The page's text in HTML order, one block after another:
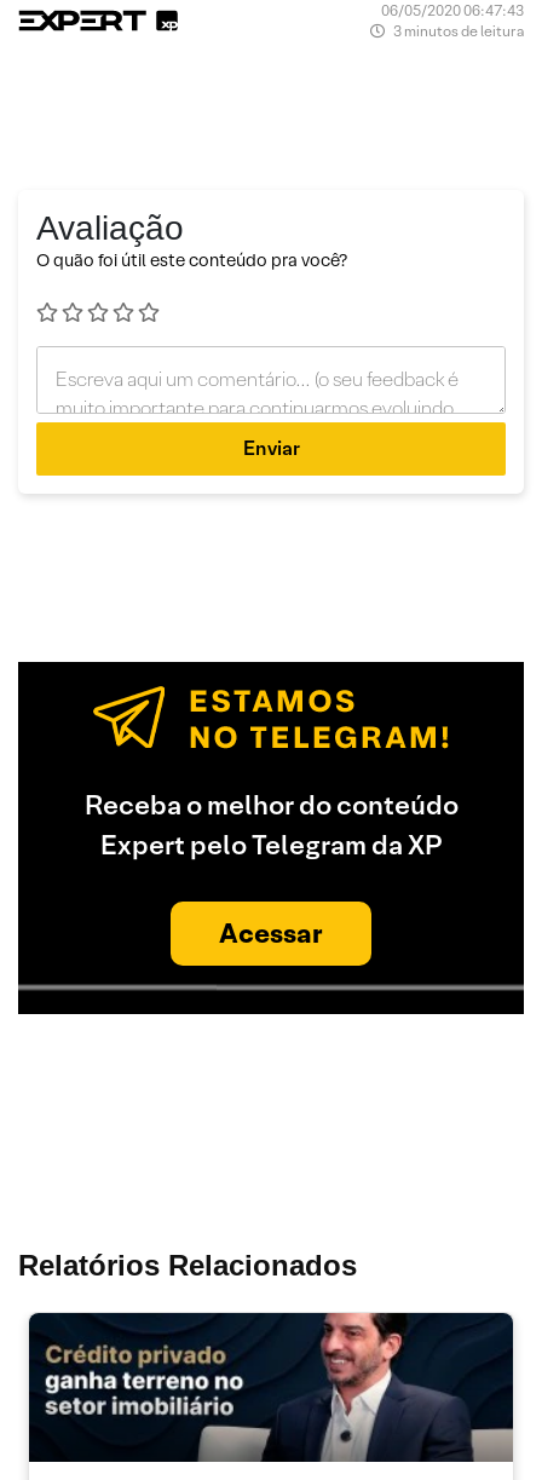
06/05/2020 06:47:43
3 minutos de leitura
Avaliação
O quão foi útil este conteúdo pra você?
Enviar
Receba o melhor do conteúdo
Expert pelo Telegram da XP
Acessar
Relatórios Relacionados